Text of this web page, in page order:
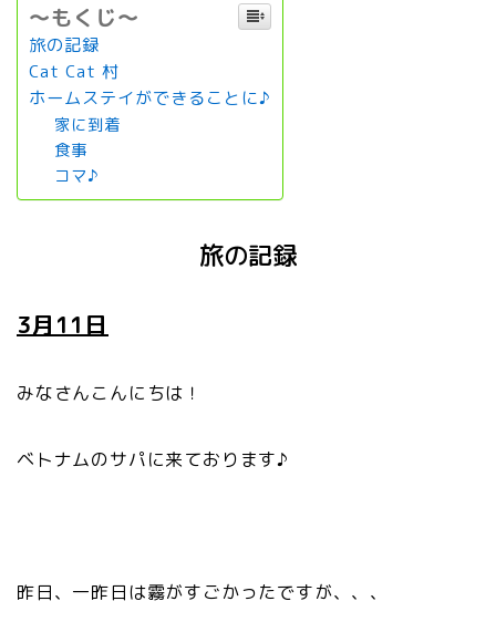
～もくじ～
旅の記録
Cat Cat 村
ホームステイができることに♪
家に到着
食事
コマ♪
旅の記録
3月11日
みなさんこんにちは！
ベトナムのサパに来ております♪
昨日、一昨日は霧がすごかったですが、、、